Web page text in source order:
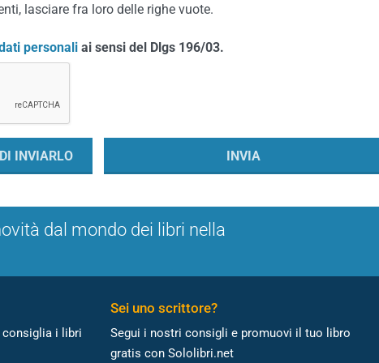
lasciare fra loro delle righe vuote.
personali ai sensi del Dlgs 196/03.
dal mondo dei libri nella
consiglia i libri
Sei uno scrittore?
Segui i nostri consigli e promuovi il tuo libro
gratis con Sololibri.net